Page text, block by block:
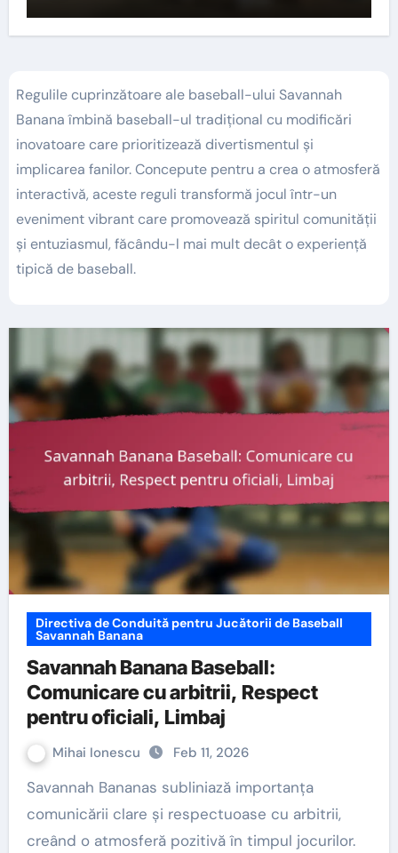
Regulile cuprinzătoare ale baseball-ului Savannah
Banana îmbină baseball-ul tradițional cu modificări
inovatoare care prioritizează divertismentul și
implicarea fanilor. Concepute pentru a crea o atmosferă
interactivă, aceste reguli transformă jocul într-un
eveniment vibrant care promovează spiritul comunității
și entuziasmul, făcându-l mai mult decât o experiență
tipică de baseball.
Directiva de Conduită pentru Jucătorii de Baseball
Savannah Banana
Savannah Banana Baseball:
Comunicare cu arbitrii, Respect
pentru oficiali, Limbaj
Mihai Ionescu Feb 11, 2026
Savannah Bananas subliniază importanța
comunicării clare și respectuoase cu arbitrii,
creând o atmosferă pozitivă în timpul jocurilor.